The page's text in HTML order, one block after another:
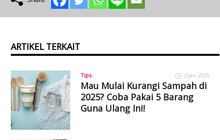
ARTIKEL TERKAIT
Tips 2 Jan 2025
Mau Mulai Kurangi Sampah di
2025? Coba Pakai 5 Barang
Guna Ulang Ini!